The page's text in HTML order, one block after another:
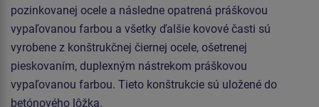
pozinkovanej ocele a následne opatrená práškovou
vypaľovanou farbou a všetky ďalšie kovové časti sú
vyrobene z konštrukčnej čiernej ocele, ošetrenej
pieskovaním, duplexným nástrekom práškovou
vypaľovanou farbou. Tieto konštrukcie sú uložené do
betónového lôžka.